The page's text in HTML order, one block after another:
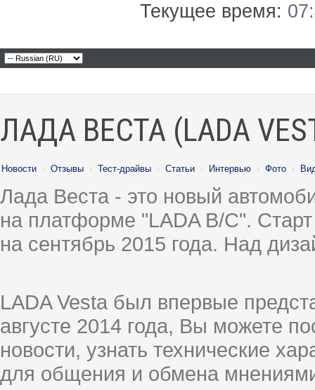
Текущее время:
ЛАДА ВЕСТА (LADA
Новости · Отзывы · Тест-драйвы · Статьи · Интервью · Фото ·
Лада Веста - это новый
на платформе "LADA B/C".
на сентябрь 2015 года. Над
LADA Vesta был впервые
августе 2014 года, Вы можете
новости, узнать технические
для общения и обмена